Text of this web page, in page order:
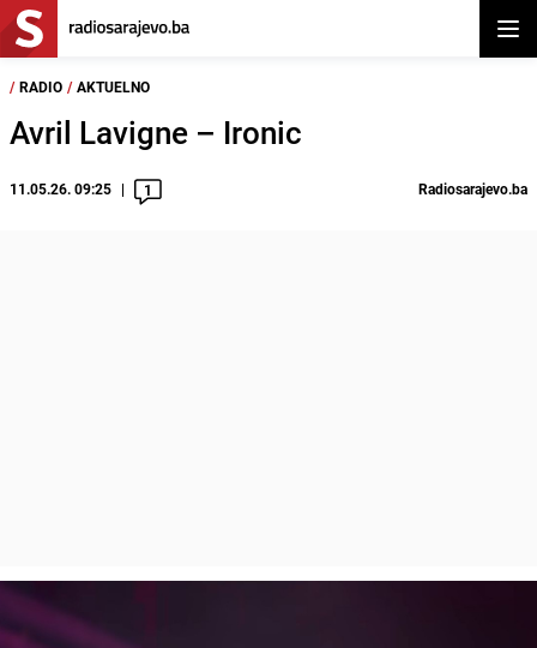
/ RADIO / AKTUELNO
Avril Lavigne – Ironic
11.05.26. 09:25 1 Radiosarajevo.ba